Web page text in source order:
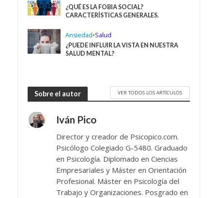
¿QUÉ ES LA FOBIA SOCIAL?
CARACTERÍSTICAS GENERALES.
Ansiedad•Salud
¿PUEDE INFLUIR LA VISTA EN NUESTRA
SALUD MENTAL?
Sobre el autor VER TODOS LOS ARTÍCULOS
Iván Pico
Director y creador de Psicopico.com.
Psicólogo Colegiado G-5480. Graduado
en Psicología. Diplomado en Ciencias
Empresariales y Máster en Orientación
Profesional. Máster en Psicología del
Trabajo y Organizaciones. Posgrado en